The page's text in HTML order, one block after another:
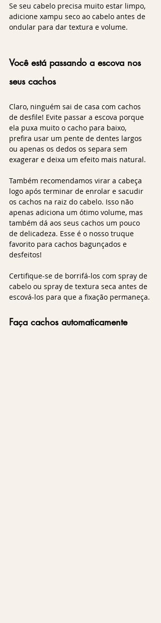
Se seu cabelo precisa muito estar limpo,
adicione xampu seco ao cabelo antes de
ondular para dar textura e volume.
Você está passando a escova nos
seus cachos
Claro, ninguém sai de casa com cachos
de desfile! Evite passar a escova porque
ela puxa muito o cacho para baixo,
prefira usar um pente de dentes largos
ou apenas os dedos os separa sem
exagerar e deixa um efeito mais natural.
Também recomendamos virar a cabeça
logo após terminar de enrolar e sacudir
os cachos na raiz do cabelo. Isso não
apenas adiciona um ótimo volume, mas
também dá aos seus cachos um pouco
de delicadeza. Esse é o nosso truque
favorito para cachos bagunçados e
desfeitos!
Certifique-se de borrifá-los com spray de
cabelo ou spray de textura seca antes de
escová-los para que a fixação permaneça.
Faça cachos automaticamente